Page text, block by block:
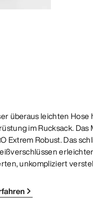
überaus leichten
im Rucksack.
Extrem Robust. Das
unkompliziert